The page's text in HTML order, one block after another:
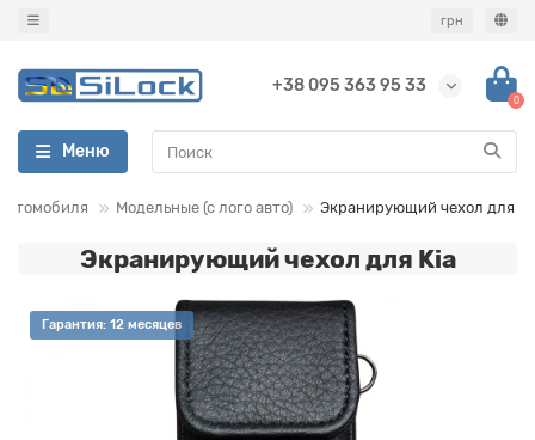
грн
+38 095 363 95 33
0
Меню
Модельные (с лого авто) Экранирующий чехол для
Экранирующий чехол для Kia
Гарантия: 12 месяцев